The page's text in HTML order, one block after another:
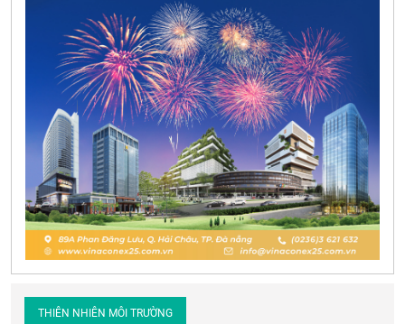
THIÊN NHIÊN MÔI TRƯỜNG